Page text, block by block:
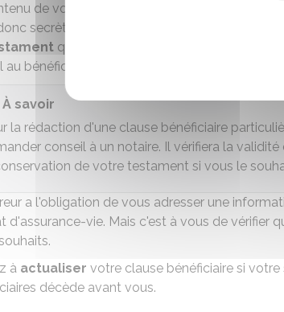
de votre testament ne sera révélé
secrète. Il est toutefois vivement
qui modifie votre contrat. Vous
au bénéficiaire initial du contrat.
À savoir
la rédaction d'une clause bénéficiaire
conseil à un notaire. Il vérifiera la
de votre testament si vous le
a l'obligation de vous adresser une
d'assurance-vie. Mais c'est à vous de vérifier
à actualiser votre clause bénéficiaire si
décède avant vous.